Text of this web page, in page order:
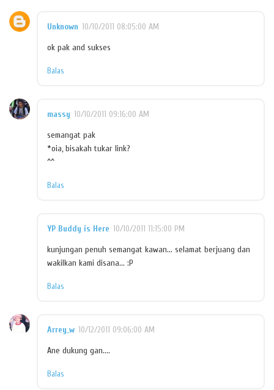
Unknown 10/10/2011 08:05:00 AM
ok pak and sukses
Balas
massy 10/10/2011 09:16:00 AM
semangat pak
*oia, bisakah tukar link?
^^
Balas
YP Buddy is Here 10/10/2011 11:15:00 PM
kunjungan penuh semangat kawan... selamat berjuang dan
wakilkan kami disana... :P
Balas
Arrey_w 10/12/2011 09:06:00 AM
Ane dukung gan....
Balas